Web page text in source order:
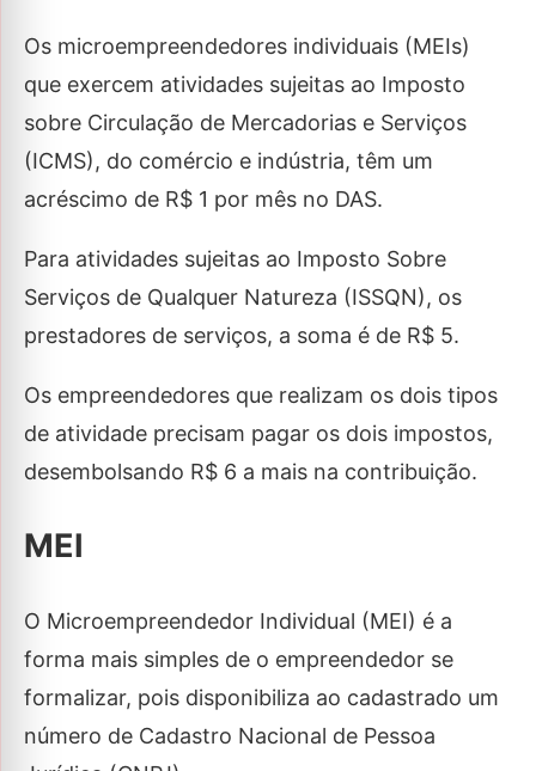
Os microempreendedores individuais (MEIs)
que exercem atividades sujeitas ao Imposto
sobre Circulação de Mercadorias e Serviços
(ICMS), do comércio e indústria, têm um
acréscimo de R$ 1 por mês no DAS.
Para atividades sujeitas ao Imposto Sobre
Serviços de Qualquer Natureza (ISSQN), os
prestadores de serviços, a soma é de R$ 5.
Os empreendedores que realizam os dois tipos
de atividade precisam pagar os dois impostos,
desembolsando R$ 6 a mais na contribuição.
MEI
O Microempreendedor Individual (MEI) é a
forma mais simples de o empreendedor se
formalizar, pois disponibiliza ao cadastrado um
número de Cadastro Nacional de Pessoa